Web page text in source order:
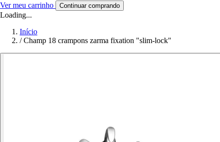
Ver meu carrinho Continuar comprando
Loading...
Início
/ Champ 18 crampons zarma fixation "slim-lock"